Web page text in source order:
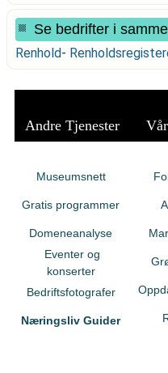
Se bedrifter i
Renhold-
Andre Tjenester
Museumsnett
Gratis programmer
Domeneanalyse
Eventer og
konserter
Bedriftsfotografer
Næringsliv Guider